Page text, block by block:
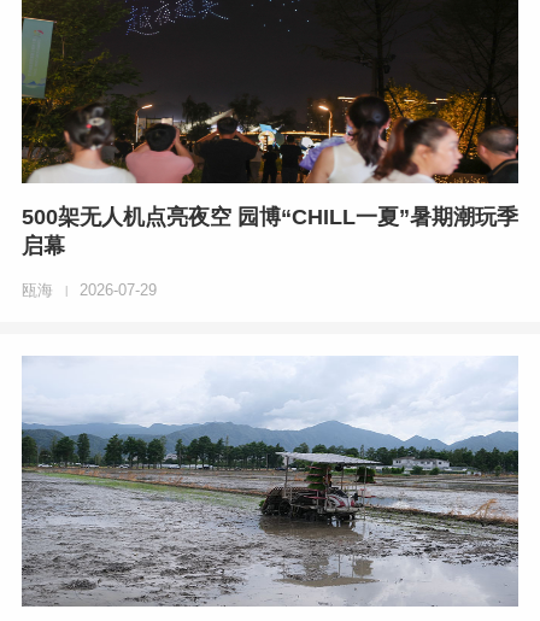
500架无人机点亮夜空 园博“CHILL一夏”暑期潮玩季
启幕
瓯海 | 2026-07-29